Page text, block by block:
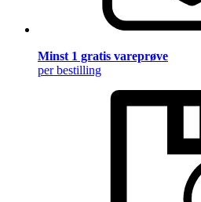
Minst 1 gratis vareprøve
per bestilling